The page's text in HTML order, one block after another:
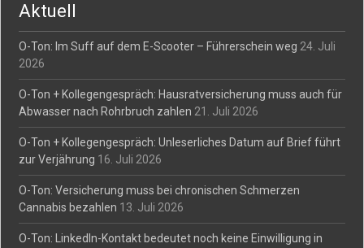
Aktuell
O-Ton: Im Suff auf dem E-Scooter – Führerschein weg 24. Juli
2026
O-Ton + Kollegengespräch: Hausratversicherung muss auch für
Abwasser nach Rohrbruch zahlen 21. Juli 2026
O-Ton + Kollegengespräch: Unleserliches Datum auf Brief führt
zur Verjährung 16. Juli 2026
O-Ton: Versicherung muss bei chronischen Schmerzen
Cannabis bezahlen 13. Juli 2026
O-Ton: LinkedIn-Kontakt bedeutet noch keine Einwilligung in